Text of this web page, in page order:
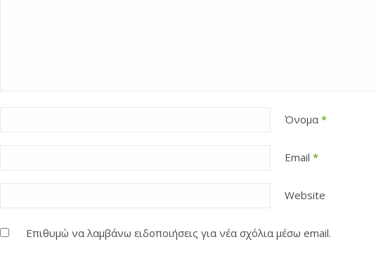
Όνομα *
Email *
Website
Επιθυμώ να λαμβάνω ειδοποιήσεις για νέα σχόλια μέσω email.